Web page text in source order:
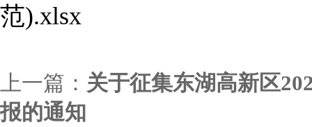
范).xlsx
上一篇： 关于征集东湖高新区
报的通知